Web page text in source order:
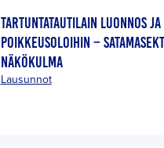
TARTUNTATAUTILAIN LUONNOS
POIKKEUSOLOIHIN –
NÄKÖKULMA
Lausunnot